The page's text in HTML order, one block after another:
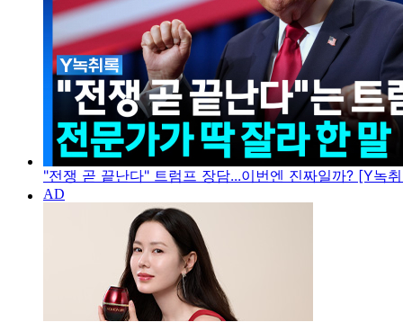
"전쟁 곧 끝난다" 트럼프 장담...이번엔 진짜일까? [Y녹